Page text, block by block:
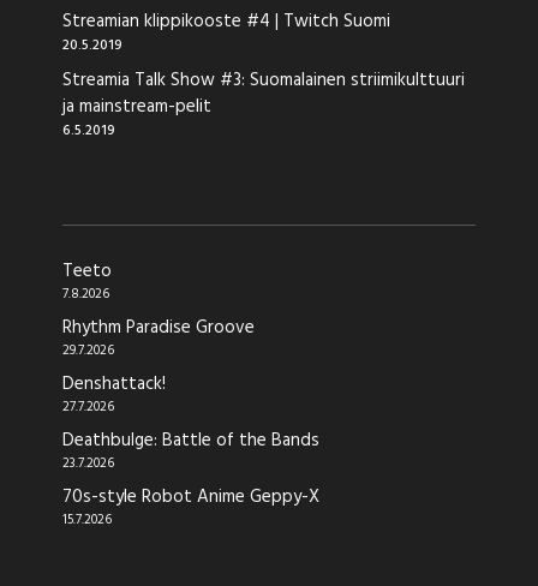
Streamian klippikooste #4 | Twitch Suomi
20.5.2019
Streamia Talk Show #3: Suomalainen striimikulttuuri
ja mainstream-pelit
6.5.2019
Teeto
7.8.2026
Rhythm Paradise Groove
29.7.2026
Denshattack!
27.7.2026
Deathbulge: Battle of the Bands
23.7.2026
70s-style Robot Anime Geppy-X
15.7.2026